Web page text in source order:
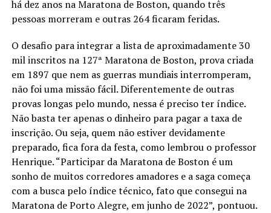
há dez anos na Maratona de Boston, quando três
pessoas morreram e outras 264 ficaram feridas.
O desafio para integrar a lista de aproximadamente 30
mil inscritos na 127ª Maratona de Boston, prova criada
em 1897 que nem as guerras mundiais interromperam,
não foi uma missão fácil. Diferentemente de outras
provas longas pelo mundo, nessa é preciso ter índice.
Não basta ter apenas o dinheiro para pagar a taxa de
inscrição. Ou seja, quem não estiver devidamente
preparado, fica fora da festa, como lembrou o professor
Henrique. “Participar da Maratona de Boston é um
sonho de muitos corredores amadores e a saga começa
com a busca pelo índice técnico, fato que consegui na
Maratona de Porto Alegre, em junho de 2022”, pontuou.